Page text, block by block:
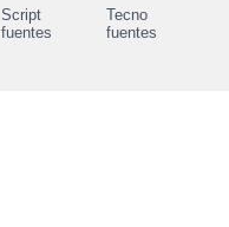
Script
fuentes
Tecno
fuentes